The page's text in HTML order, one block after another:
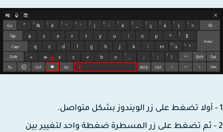
- ثم تضغط على زر المسطرة ضغطة واحد لتغيير بين